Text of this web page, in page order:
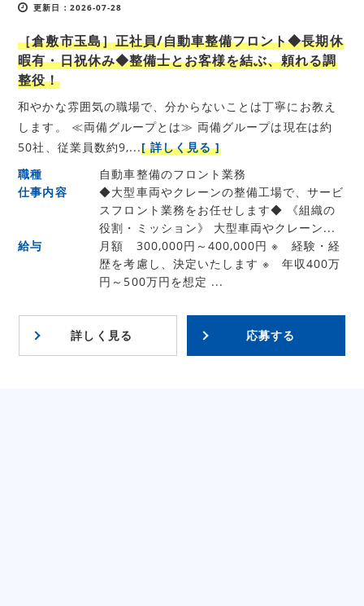
更新日：2026-07-28
［倉敷市玉島］正社員/自動車整備フロント◆長期休
暇有・日祝休み◆整備士とお客様を結ぶ、頼れる調
整役！
和やかな雰囲気の職場で、分からないことは丁寧にお教え
します。 ≪両備グループとは≫ 両備グループは現在は約
50社、従業員数約9,...[ 詳しく見る ]
職種
自動車整備のフロント業務
仕事内容
◆大型車両やクレーンの整備工場で、サービ
スフロント業務をお任せします◆ 《組織の
役割・ミッション》 大型車両やクレーン...
給与
月額 300,000円～400,000円 ※ 経験・経
歴を考慮し、決定いたします ※ 年収400万
円～500万円を想定 ...
詳しく見る 応募する